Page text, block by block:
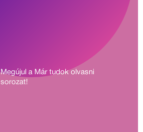
Megújul a Már tudok olvasni
sorozat!